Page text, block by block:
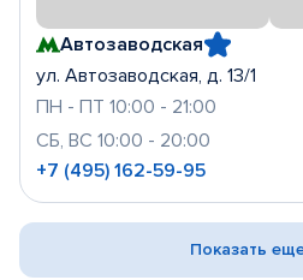
Автозаводская
ул. Автозаводская, д. 13/1
ПН - ПТ 10:00 - 21:00
СБ, ВС 10:00 - 20:00
+7 (495) 162-59-95
Показать